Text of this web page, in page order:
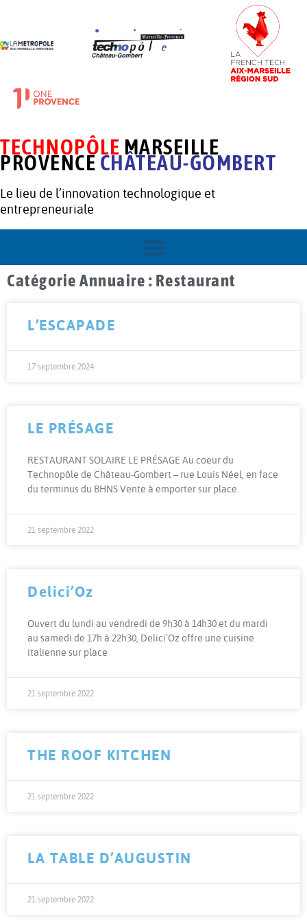
TECHNOPÔLE MARSEILLE
PROVENCECHÂTEAU-GOMBERT
Le lieu de l’innovation technologique et
entrepreneuriale
Catégorie Annuaire : Restaurant
L’ESCAPADE
17 septembre 2024
LE PRÉSAGE
RESTAURANT SOLAIRE LE PRÉSAGE Au coeur du
Technopôle de Château-Gombert – rue Louis Néel, en face
du terminus du BHNS Vente à emporter sur place.
21 septembre 2022
Delici’Oz
Ouvert du lundi au vendredi de 9h30 à 14h30 et du mardi
au samedi de 17h à 22h30, Delici’Oz offre une cuisine
italienne sur place
21 septembre 2022
THE ROOF KITCHEN
21 septembre 2022
LA TABLE D’AUGUSTIN
21 septembre 2022